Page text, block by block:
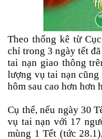
Theo thống kê từ
chỉ trong 3 ngày tết
tai nạn giao thông
lượng vụ tai nạn
hôm sau cao hơn hơn
Cụ thể, nếu ngày 30
vụ tai nạn với 17
mùng 1 Tết (tức